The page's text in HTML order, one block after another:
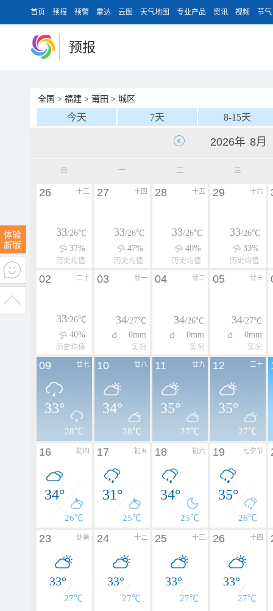
首页 预报 预警 雷达 云图 天气地图 专业产品 资讯 视频 节气
预报
全国 > 福建 > 莆田 > 城区
今天 7天 8-15天
日 一 二 三
十三
26
33/26℃
37%
历史均值
十四
27
33/26℃
47%
历史均值
十五
28
33/26℃
40%
历史均值
十六
29
33/26℃
33%
历史均值
二十
02
33/26℃
40%
历史均值
廿一
03
34/27℃
0mm
实况
廿二
04
34/26℃
0mm
实况
廿三
05
34/27℃
0mm
实况
廿七
09
33°
28℃
廿八
10
34°
28℃
廿九
11
35°
27℃
三十
12
35°
27℃
初四
16
34°
26℃
初五
17
31°
25℃
初六
18
34°
25℃
七夕节
19
35°
26℃
处暑
23
33°
27℃
十二
24
33°
27℃
十三
25
33°
27℃
十四
26
33°
27℃